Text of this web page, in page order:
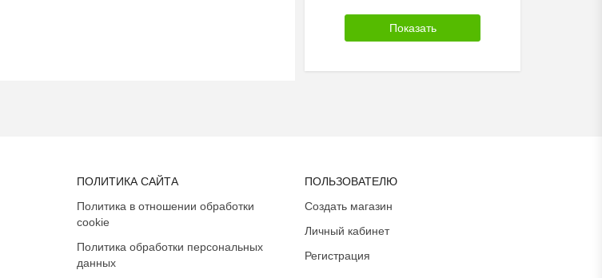
ПОЛИТИКА САЙТА
Политика в отношении обработки
cookie
Политика обработки персональных
данных
ПОЛЬЗОВАТЕЛЮ
Создать магазин
Личный кабинет
Регистрация